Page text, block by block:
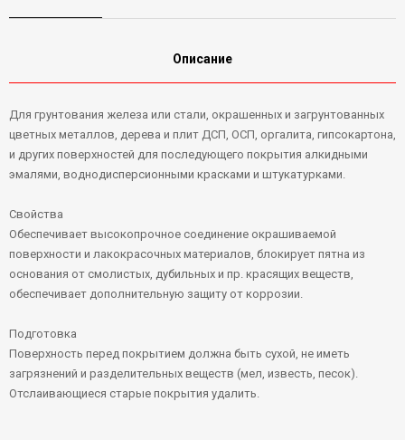
Описание
Для грунтования железа или стали, окрашенных и загрунтованных
цветных металлов, дерева и плит ДСП, ОСП, оргалита, гипсокартона,
и других поверхностей для последующего покрытия алкидными
эмалями, воднодисперсионными красками и штукатурками.
Свойства
Обеспечивает высокопрочное соединение окрашиваемой
поверхности и лакокрасочных материалов, блокирует пятна из
основания от смолистых, дубильных и пр. красящих веществ,
обеспечивает дополнительную защиту от коррозии.
Подготовка
Поверхность перед покрытием должна быть сухой, не иметь
загрязнений и разделительных веществ (мел, известь, песок).
Отслаивающиеся старые покрытия удалить.